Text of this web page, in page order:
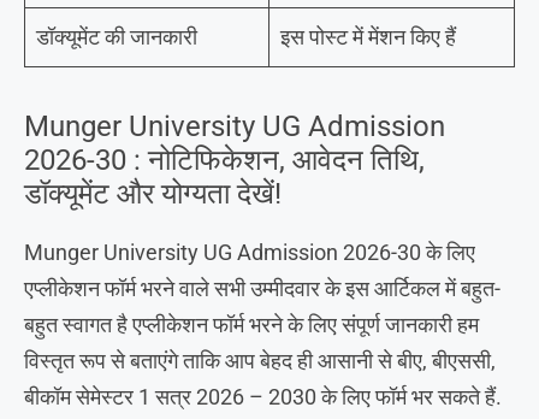
डॉक्यूमेंट की जानकारी इस पोस्ट में मेंशन किए हैं
Munger University UG Admission
2026-30 : नोटिफिकेशन, आवेदन तिथि,
डॉक्यूमेंट और योग्यता देखें!
Munger University UG Admission 2026-30 के लिए
एप्लीकेशन फॉर्म भरने वाले सभी उम्मीदवार के इस आर्टिकल में बहुत-
बहुत स्वागत है एप्लीकेशन फॉर्म भरने के लिए संपूर्ण जानकारी हम
विस्तृत रूप से बताएंगे ताकि आप बेहद ही आसानी से बीए, बीएससी,
बीकॉम सेमेस्टर 1 सत्र 2026 – 2030 के लिए फॉर्म भर सकते हैं.